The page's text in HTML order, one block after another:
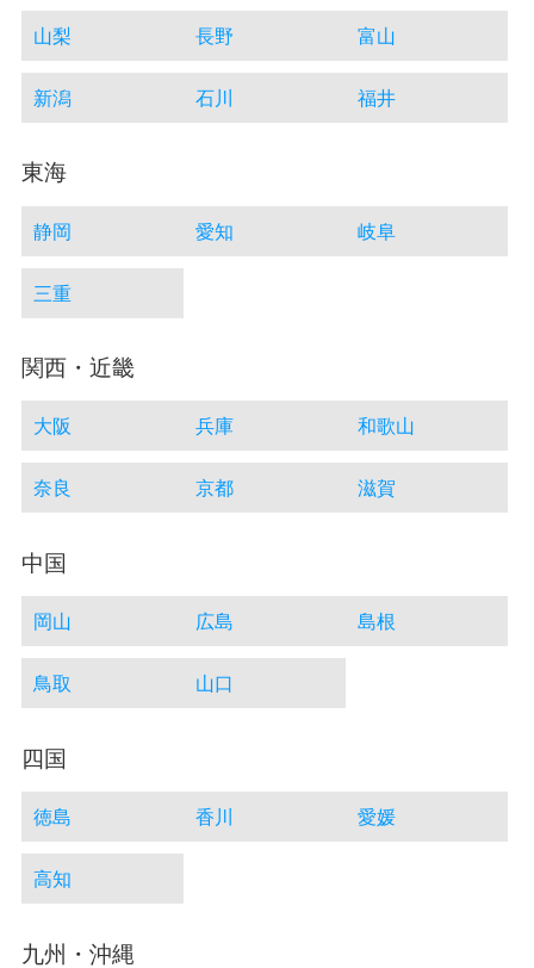
山梨 長野 富山
新潟 石川 福井
東海
静岡 愛知 岐阜
三重
関西・近畿
大阪 兵庫 和歌山
奈良 京都 滋賀
中国
岡山 広島 島根
鳥取 山口
四国
徳島 香川 愛媛
高知
九州・沖縄